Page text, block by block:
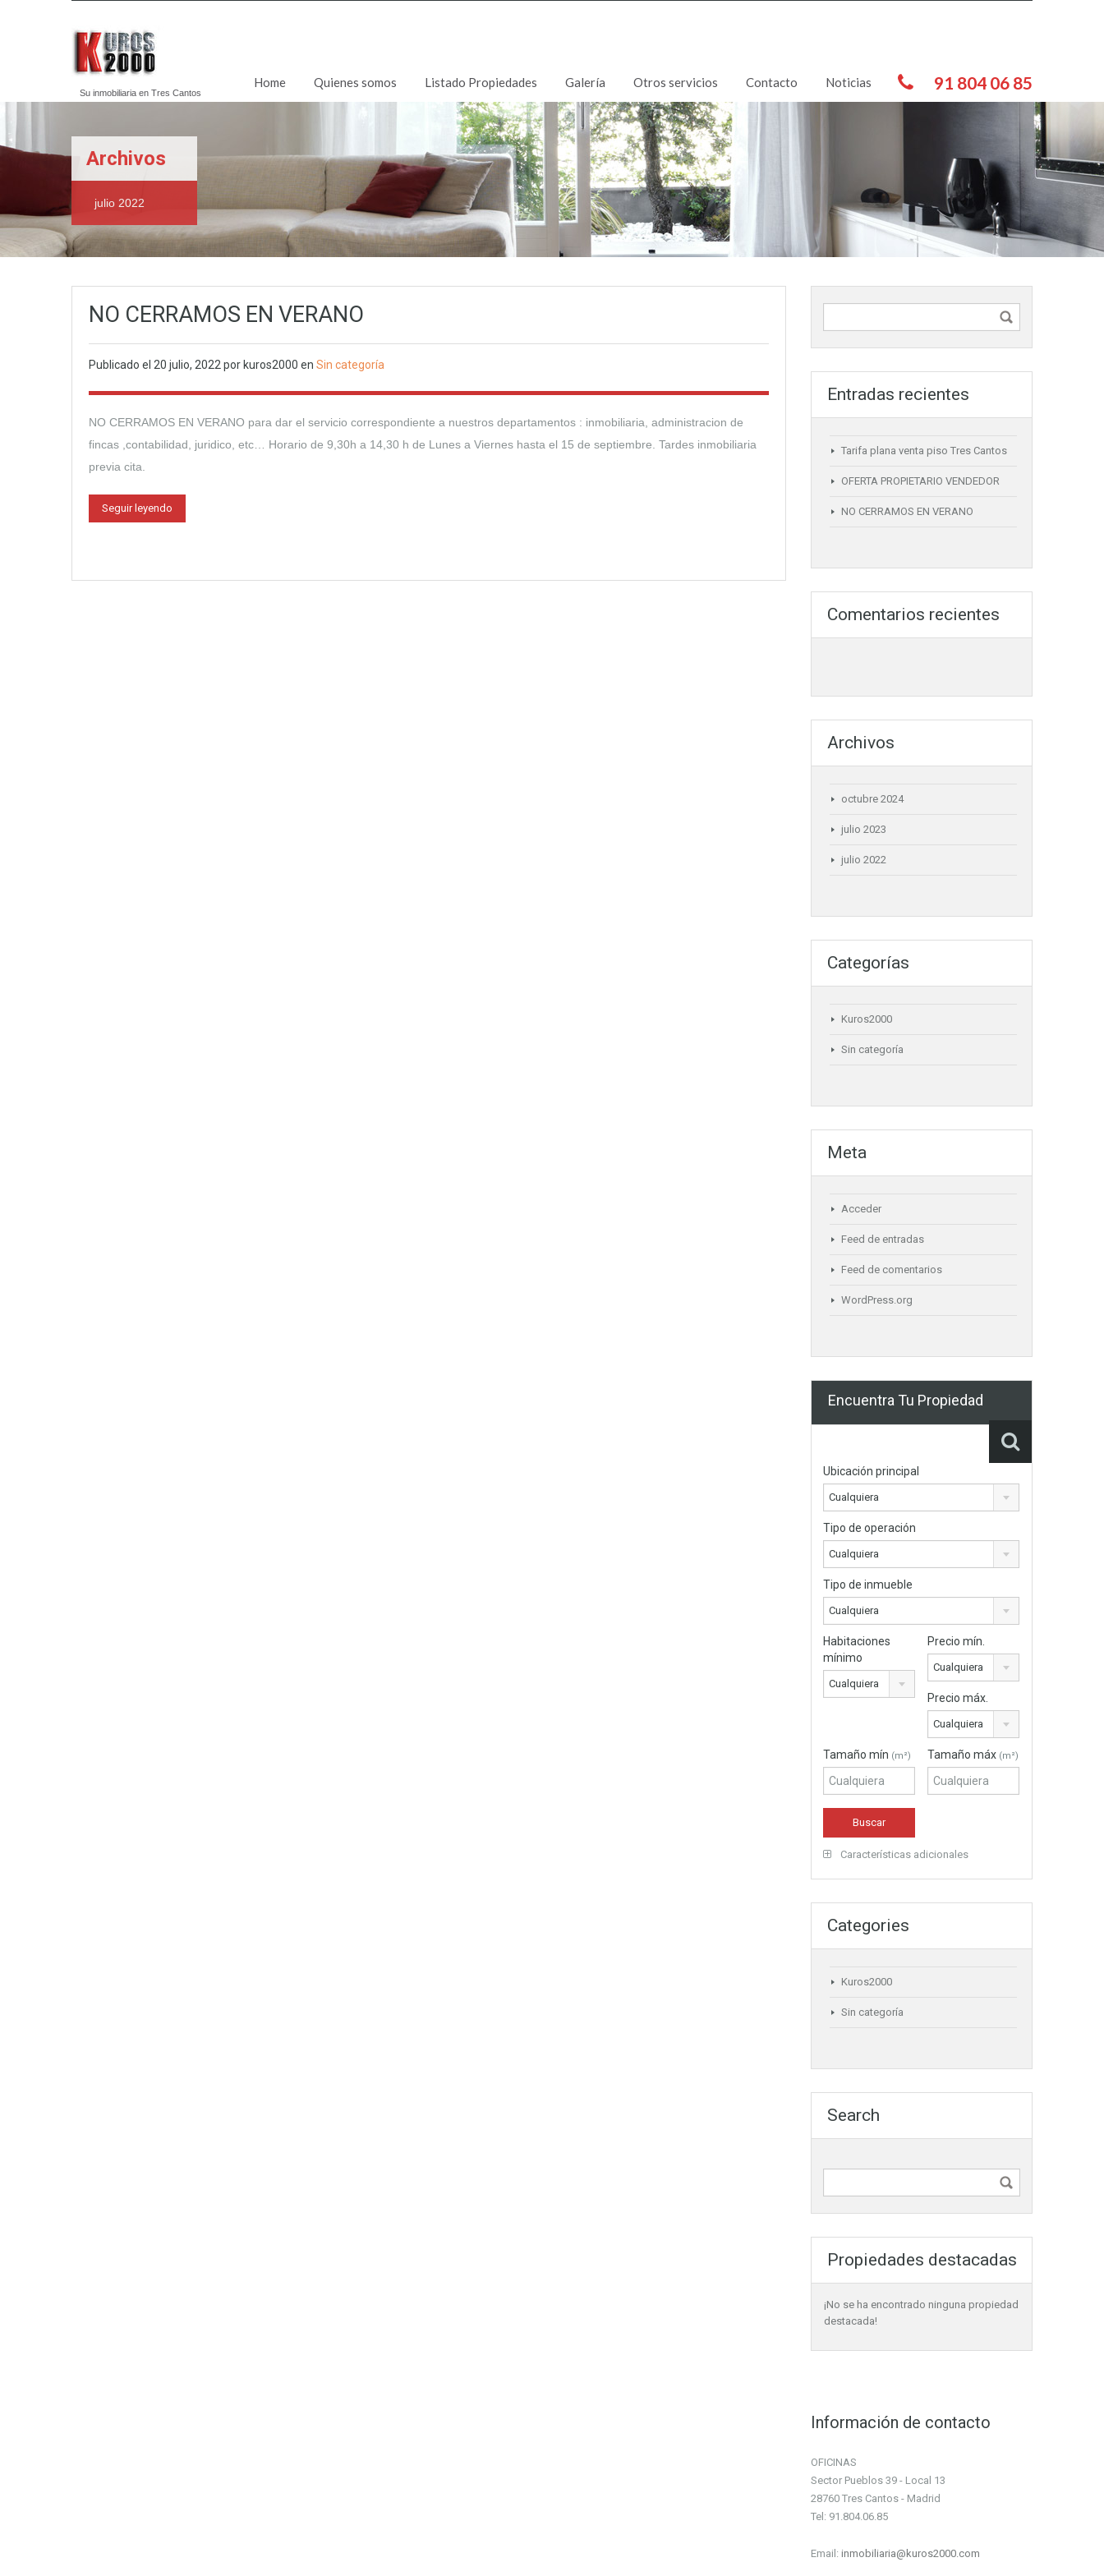
Su inmobiliaria en Tres Cantos 91 804 06 85
Home Quienes somos Listado Propiedades Galería Otros servicios Contacto Noticias
Archivos
julio 2022
NO CERRAMOS EN VERANO
Publicado el 20 julio, 2022 por kuros2000 en Sin categoría
NO CERRAMOS EN VERANO para dar el servicio correspondiente a nuestros departamentos : inmobiliaria, administracion de
fincas ,contabilidad, juridico, etc… Horario de 9,30h a 14,30 h de Lunes a Viernes hasta el 15 de septiembre. Tardes inmobiliaria
previa cita.
Seguir leyendo
Entradas recientes
Tarifa plana venta piso Tres Cantos
OFERTA PROPIETARIO VENDEDOR
NO CERRAMOS EN VERANO
Comentarios recientes
Archivos
octubre 2024
julio 2023
julio 2022
Categorías
Kuros2000
Sin categoría
Meta
Acceder
Feed de entradas
Feed de comentarios
WordPress.org
Encuentra Tu Propiedad
Ubicación principal
Cualquiera
Tipo de operación
Cualquiera
Tipo de inmueble
Cualquiera
Habitaciones
mínimo
Cualquiera
Precio mín.
Cualquiera
Precio máx.
Cualquiera
Tamaño mín (m²) Tamaño máx (m²)
Características adicionales
Categories
Kuros2000
Sin categoría
Search
Propiedades destacadas
¡No se ha encontrado ninguna propiedad
destacada!
Información de contacto
OFICINAS
Sector Pueblos 39 - Local 13
28760 Tres Cantos - Madrid
Tel: 91.804.06.85
Email: inmobiliaria@kuros2000.com